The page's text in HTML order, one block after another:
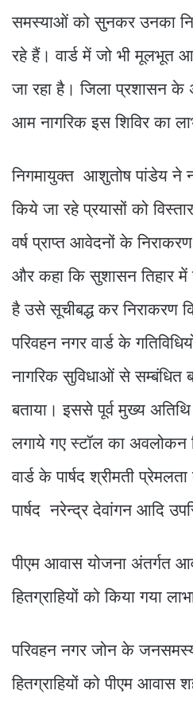
समस्याओं को सुनकर उनका
रहे हैं। वार्ड में जो भी मूलभूत
जा रहा है। जिला प्रशासन के
आम नागरिक इस शिविर का
निगमायुक्त आशुतोष पांडेय ने
किये जा रहे प्रयासों को
वर्ष प्राप्त आवेदनों के
और कहा कि सुशासन तिहार
है उसे सूचीबद्ध कर निराकरण
परिवहन नगर वार्ड के
नागरिक सुविधाओं से सम्बंधित
बताया। इससे पूर्व मुख्य
लगाये गए स्टॉल का
वार्ड के पार्षद श्रीमती
पार्षद नरेन्द्र देवांगन आदि
पीएम आवास योजना अंतर्गत
हितग्राहियों को किया गया
परिवहन नगर जोन के
हितग्राहियों को पीएम आवास